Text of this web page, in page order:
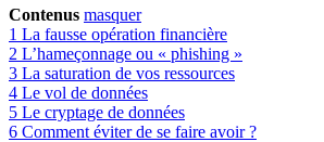
Contenus masquer
1 La fausse opération financière
2 L’hameçonnage ou « phishing »
3 La saturation de vos ressources
4 Le vol de données
5 Le cryptage de données
6 Comment éviter de se faire avoir ?